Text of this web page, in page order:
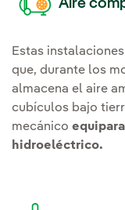
Aire
Estas
que, durante los
almacena el aire
cubículos bajo
mecánico
hidroeléctrico.